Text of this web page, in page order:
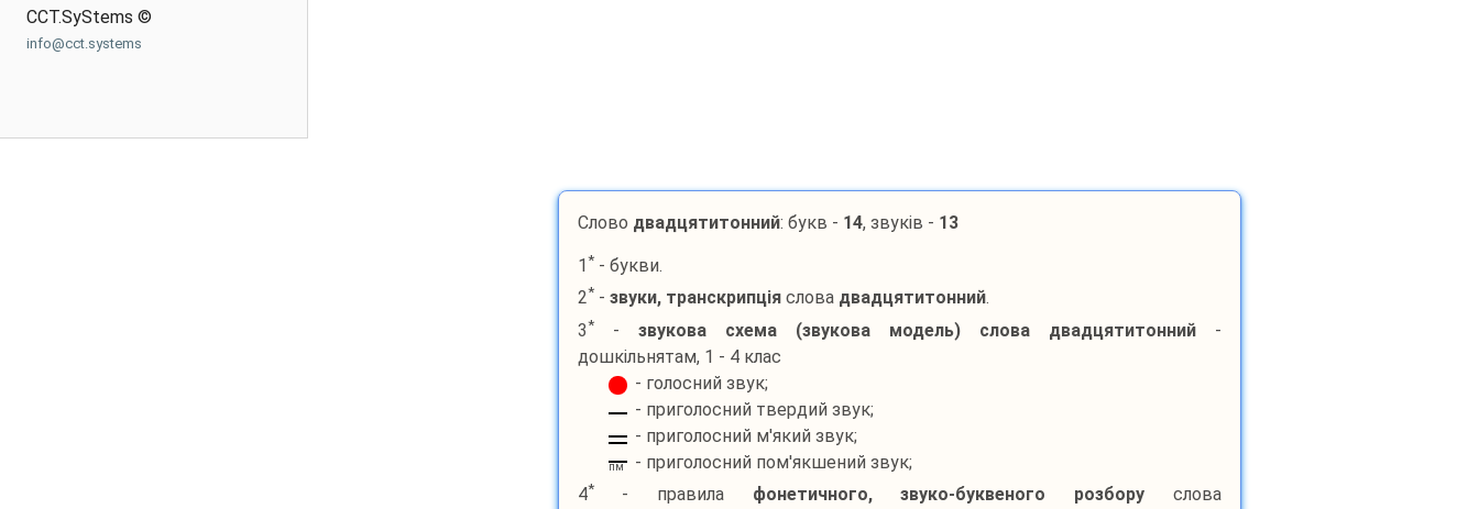
CCT.SyStems ©
info@cct.systems
Слово двадцятитонний: букв - 14, звуків - 13
1 *- букви.
2*- звуки, транскрипціяслова двадцятитонний.
3*- звукова схема (звукова модель) слова двадцятитонний-
дошкільнятам, 1 - 4 клас
- голосний звук;
- приголосний твердий звук;
- приголосний м'який звук;
пм
- приголосний пом'якшений звук;
4*- правила фонетичного, звуко-буквеного розборуслова